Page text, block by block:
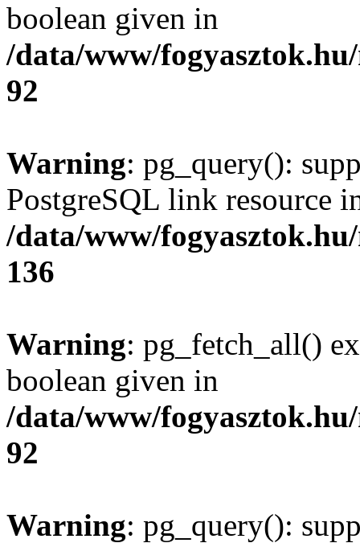
boolean given in
/data/www/
92
Warning: pg_query():
PostgreSQL link resource
/data/www/
136
Warning: pg_fetch_all()
boolean given in
/data/www/
92
Warning: pg_query():